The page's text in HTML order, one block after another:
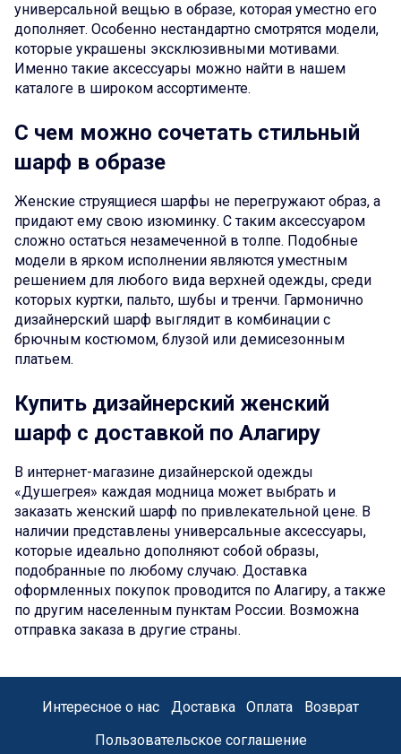
универсальной вещью в образе, которая уместно его
дополняет. Особенно нестандартно смотрятся модели,
которые украшены эксклюзивными мотивами.
Именно такие аксессуары можно найти в нашем
каталоге в широком ассортименте.
С чем можно сочетать стильный
шарф в образе
Женские струящиеся шарфы не перегружают образ, а
придают ему свою изюминку. С таким аксессуаром
сложно остаться незамеченной в толпе. Подобные
модели в ярком исполнении являются уместным
решением для любого вида верхней одежды, среди
которых куртки, пальто, шубы и тренчи. Гармонично
дизайнерский шарф выглядит в комбинации с
брючным костюмом, блузой или демисезонным
платьем.
Купить дизайнерский женский
шарф с доставкой по Алагиру
В интернет-магазине дизайнерской одежды
«Душегрея» каждая модница может выбрать и
заказать женский шарф по привлекательной цене. В
наличии представлены универсальные аксессуары,
которые идеально дополняют собой образы,
подобранные по любому случаю. Доставка
оформленных покупок проводится по Алагиру, а также
по другим населенным пунктам России. Возможна
отправка заказа в другие страны.
Интересное о нас Доставка Оплата
Возврат
Пользовательское соглашение